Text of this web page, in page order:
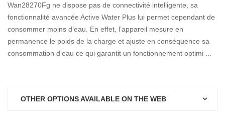
Wan28270Fg ne dispose pas de connectivité intelligente, sa
fonctionnalité avancée Active Water Plus lui permet cependant de
consommer moins d’eau. En effet, l’appareil mesure en
permanence le poids de la charge et ajuste en conséquence sa
consommation d'eau ce qui garantit un fonctionnement optimi ...
OTHER OPTIONS AVAILABLE ON THE WEB